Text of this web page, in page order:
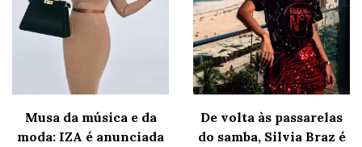
Musa da música e da
moda: IZA é anunciada
De volta às passarelas
do samba, Silvia Braz é